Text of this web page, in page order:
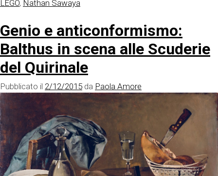
LEGO, Nathan Sawaya
Genio e anticonformismo:
Balthus in scena alle Scuderie
del Quirinale
Pubblicato il 2/12/2015 da Paola Amore